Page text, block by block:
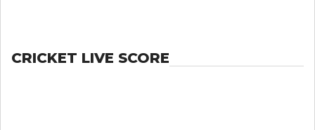
CRICKET LIVE SCORE